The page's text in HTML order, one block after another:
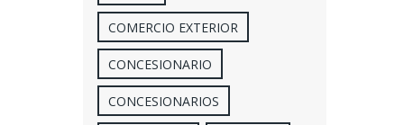
COMERCIO EXTERIOR
CONCESIONARIO
CONCESIONARIOS